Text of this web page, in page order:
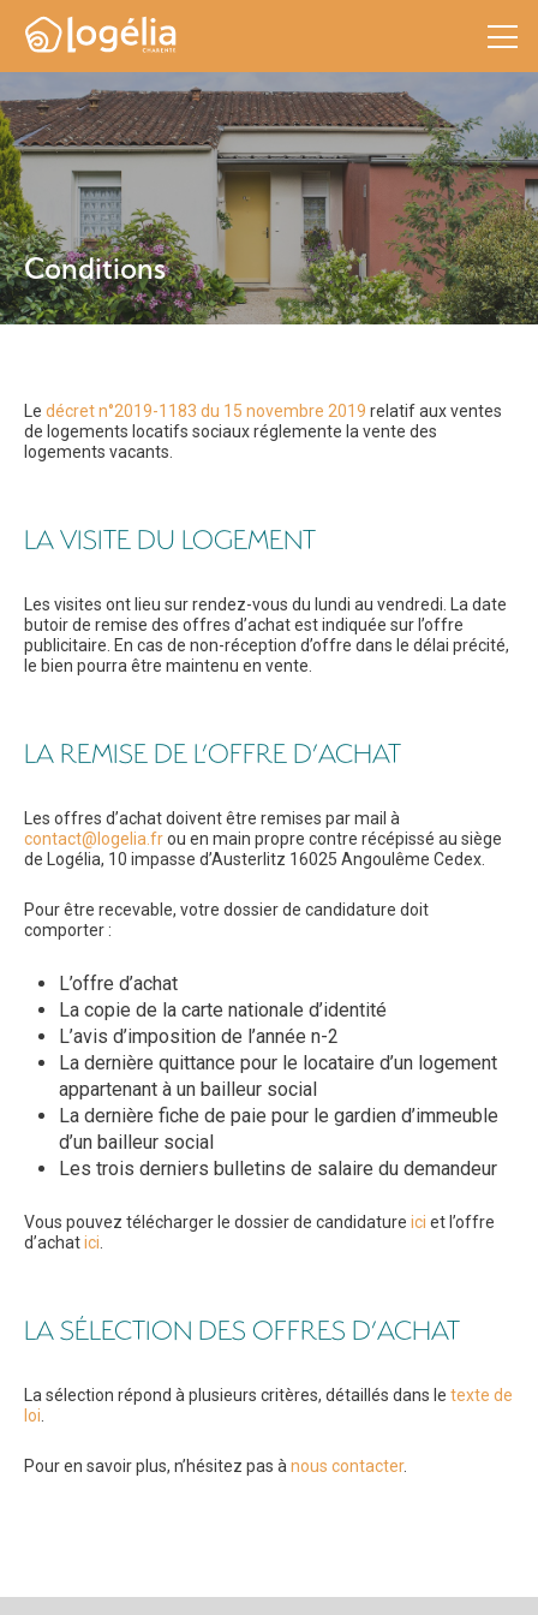
Conditions
Le décret n°2019-1183 du 15 novembre 2019 relatif aux ventes
de logements locatifs sociaux réglemente la vente des
logements vacants.
LA VISITE DU LOGEMENT
Les visites ont lieu sur rendez-vous du lundi au vendredi. La date
butoir de remise des offres d’achat est indiquée sur l’offre
publicitaire. En cas de non-réception d’offre dans le délai précité,
le bien pourra être maintenu en vente.
LA REMISE DE L’OFFRE D’ACHAT
Les offres d’achat doivent être remises par mail à
contact@logelia.frou en main propre contre récépissé au siège
de Logélia, 10 impasse d’Austerlitz 16025 Angoulême Cedex.
Pour être recevable, votre dossier de candidature doit
comporter :
L’offre d’achat
La copie de la carte nationale d’identité
L’avis d’imposition de l’année n-2
La dernière quittance pour le locataire d’un logement
appartenant à un bailleur social
La dernière fiche de paie pour le gardien d’immeuble
d’un bailleur social
Les trois derniers bulletins de salaire du demandeur
Vous pouvez télécharger le dossier de candidature ici et l’offre
d’achatici
LA SÉLECTION DES OFFRES D’ACHAT
La sélection répond à plusieurs critères, détaillés dans le texte de
loi
Pour en savoir plus, n’hésitez pas à nous contacter.